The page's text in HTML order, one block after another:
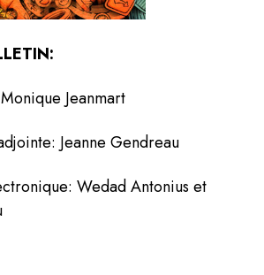
Jeanmart
Jeanne Gendreau
Wedad Antonius et